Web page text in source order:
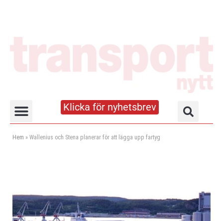
Klicka för nyhetsbrev
Hem » Wallenius och Stena planerar för att lägga upp fartyg